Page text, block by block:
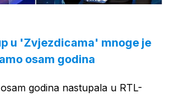
u 'Zvjezdicama' mnoge je
osam godina
godina nastupala u RTL-